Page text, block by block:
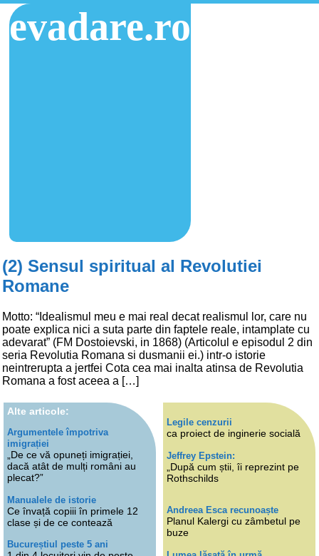
evadare.ro
(2) Sensul spiritual al Revolutiei
Romane
Motto: “Idealismul meu e mai real decat realismul lor, care nu
poate explica nici a suta parte din faptele reale, intamplate cu
adevarat” (FM Dostoievski, in 1868) (Articolul e episodul 2 din
seria Revolutia Romana si dusmanii ei.) intr-o istorie
neintrerupta a jertfei Cota cea mai inalta atinsa de Revolutia
Romana a fost aceea a […]
Alte articole:
Argumentele împotriva
imigrației
„De ce vă opuneți imigrației,
dacă atât de mulți români au
plecat?”
Manualele de istorie
Ce învață copiii în primele 12
clase și de ce contează
Bucureștiul peste 5 ani
Legile cenzurii
ca proiect de inginerie socială
Jeffrey Epstein:
„După cum știi, îi reprezint pe
Rothschilds
Andreea Esca recunoaște
Planul Kalergi cu zâmbetul pe
buze